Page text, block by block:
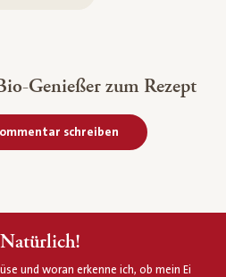
Genießer zum Rezept
schreiben
Natürlich!
und woran erkenne ich, ob mein Ei